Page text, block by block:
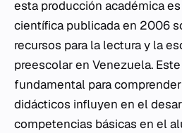
esta producción académica
científica publicada en 2006
recursos para la lectura y la
preescolar en Venezuela.
fundamental para
didácticos influyen en el
competencias básicas en el